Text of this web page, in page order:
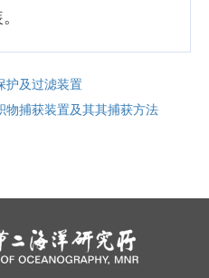
护及过滤装置
捕获装置及其其捕获方法